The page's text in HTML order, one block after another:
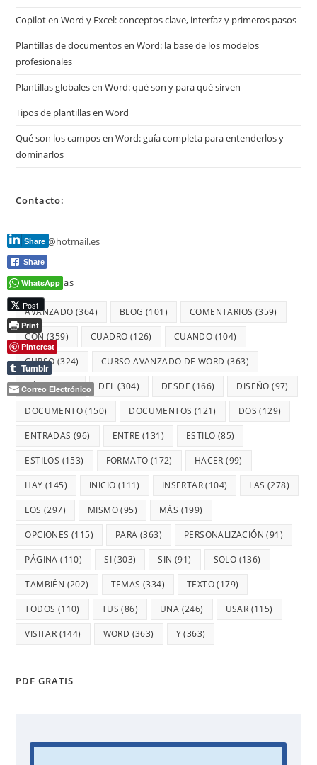
Copilot en Word y Excel: conceptos clave, interfaz y primeros pasos
Plantillas de documentos en Word: la base de los modelos
profesionales
Plantillas globales en Word: qué son y para qué sirven
Tipos de plantillas en Word
Qué son los campos en Word: guía completa para entenderlos y
dominarlos
Contacto:
jmmarz@hotmail.es
Etiquetas
AVANZADO (364) BLOG (101) COMENTARIOS (359)
CON (359) CUADRO (126) CUANDO (104)
CURSO (324) CURSO AVANZADO DE WORD (363)
CÓMO(155) DEL (304) DESDE (166) DISEÑO (97)
DOCUMENTO(150) DOCUMENTOS (121) DOS (129)
ENTRADAS (96) ENTRE (131) ESTILO (85)
ESTILOS (153) FORMATO (172) HACER (99)
HAY (145) INICIO (111) INSERTAR(104) LAS (278)
LOS (297) MISMO(95) MÁS (199)
OPCIONES (115) PARA (363) PERSONALIZACIÓN (91)
PÁGINA (110) SI(303) SIN (91) SOLO (136)
TAMBIÉN (202) TEMAS (334) TEXTO(179)
TODOS (110) TUS (86) UNA (246) USAR (115)
VISITAR (144) WORD (363) Y(363)
PDF GRATIS
Share
Share
WhatsApp
Post
Print
Pinterest
Tumblr
Correo Electrónico